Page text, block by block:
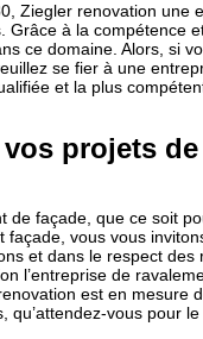
Ziegler renovation une
à la compétence
ce domaine. Alors, si
se fier à une
et la plus
projets
de façade, que ce soit
vous vous
et dans le respect des
l’entreprise de
est en mesure
qu’attendez-vous pour